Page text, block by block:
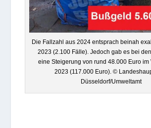
Die Fall­zahl aus 2024 ent­sprach bei­nah
2023 (2.100 Fälle). Jedoch gab es bei
eine Stei­ge­rung von rund 48.000 Euro im
2023 (117.000 Euro). ©
Düsseldorf/Umweltamt